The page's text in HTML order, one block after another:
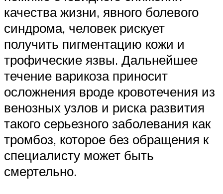
качества жизни, явного болевого
синдрома, человек рискует
получить пигментацию кожи и
трофические язвы. Дальнейшее
течение варикоза приносит
осложнения вроде кровотечения из
венозных узлов и риска развития
такого серьезного заболевания как
тромбоз, которое без обращения к
специалисту может быть
смертельно.